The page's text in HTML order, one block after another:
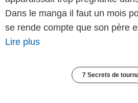
Dans le manga il faut un mois
se rende compte que son père
Lire plus
7 Secrets de